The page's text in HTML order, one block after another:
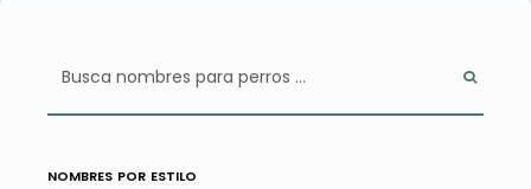
nombres por estilo